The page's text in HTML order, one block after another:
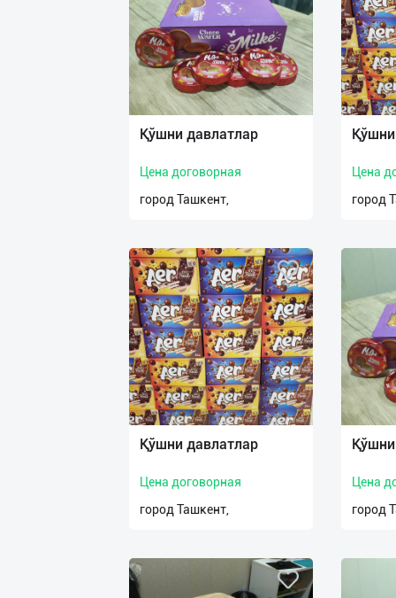
Қўшни давлатлар
Цена договорная
город Ташкент,
Цена
город
Қўшни давлатлар
Цена договорная
город Ташкент,
Цена
город